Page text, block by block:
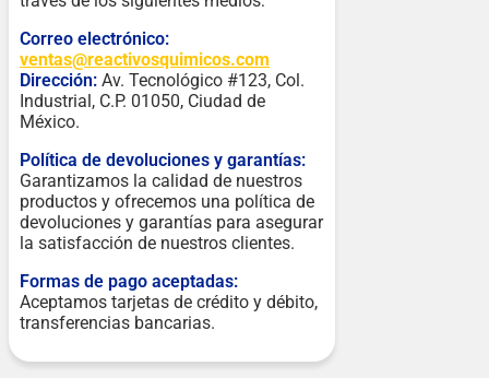
Correo electrónico:
ventas@reactivosquimicos.com
Dirección: Av. Tecnológico #123, Col.
Industrial, C.P. 01050, Ciudad de
México.
Política de devoluciones y garantías:
Garantizamos la calidad de nuestros
productos y ofrecemos una política de
devoluciones y garantías para asegurar
la satisfacción de nuestros clientes.
Formas de pago aceptadas:
Aceptamos tarjetas de crédito y débito,
transferencias bancarias.